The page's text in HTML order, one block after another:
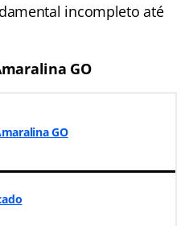
incompleto até
GO
GO